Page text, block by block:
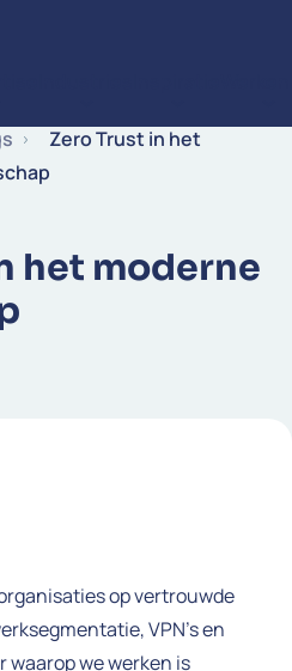
Zero Trust in het
het moderne
op vertrouwde
VPN’s en
waarop we werken is